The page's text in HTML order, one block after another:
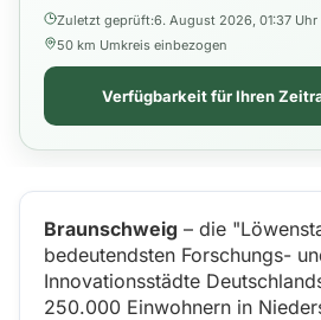
Zuletzt geprüft:6. August 2026, 01:37 Uhr
50 km Umkreis einbezogen
Verfügbarkeit für Ihren
Braunschweig – die
bedeutendsten Forschungs-
Innovationsstädte
250.000 Einwohnern in